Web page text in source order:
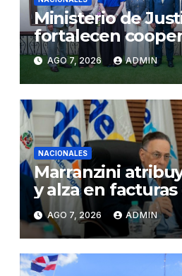
Ministerio de
fortalecen
Justicia y
AGO 7, 2026 ADMIN
NACIONALES
Marranzini
y alza en
calor y procesos
mantenimiento
AGO 7, 2026 ADMIN